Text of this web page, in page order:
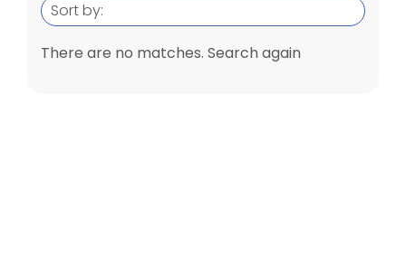
Sort by:
There are no matches. Search again